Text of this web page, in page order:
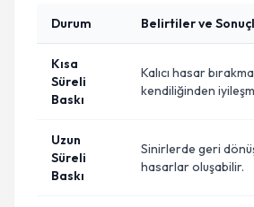
Durum Belirtiler ve
Kısa
Süreli
Baskı
Kalıcı hasar
kendiliğinden
Uzun
Süreli
Baskı
Sinirlerde geri
hasarlar oluşabilir.